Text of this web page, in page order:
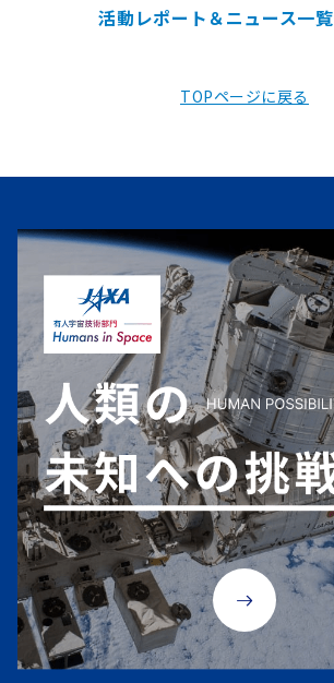
活動レポート＆ニュース一覧
TOPページに戻る